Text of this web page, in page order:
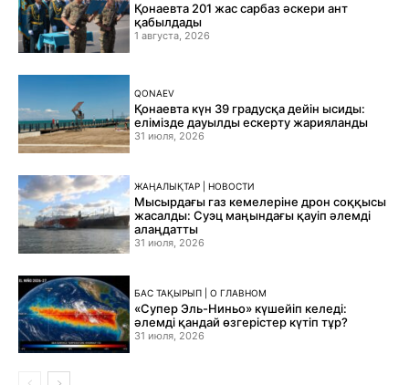
Қонаевта 201 жас сарбаз әскери ант
қабылдады
1 августа, 2026
QONAEV
Қонаевта күн 39 градусқа дейін ысиды:
елімізде дауылды ескерту жарияланды
31 июля, 2026
ЖАҢАЛЫҚТАР | НОВОСТИ
Мысырдағы газ кемелеріне дрон соққысы
жасалды: Суэц маңындағы қауіп әлемді
алаңдатты
31 июля, 2026
БАС ТАҚЫРЫП | О ГЛАВНОМ
«Супер Эль-Ниньо» күшейіп келеді:
әлемді қандай өзгерістер күтіп тұр?
31 июля, 2026